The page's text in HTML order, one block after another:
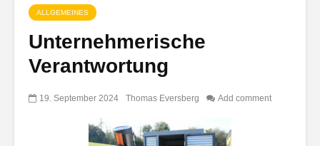
ALLGEMEINES
Unternehmerische
Verantwortung
19. September 2024 Thomas Eversberg Add comment